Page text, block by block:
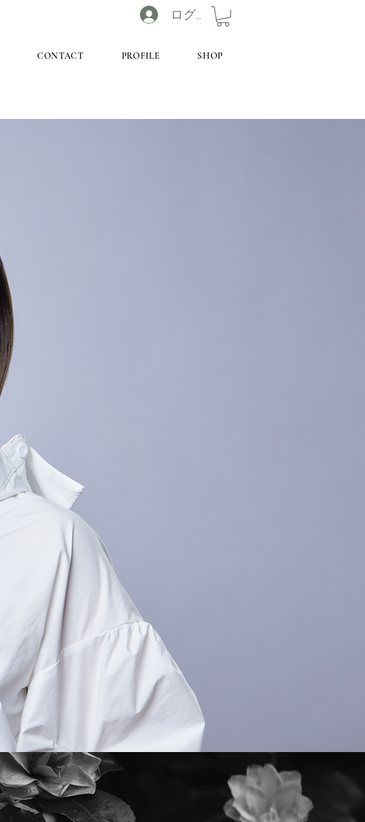
ログイン
CONTACT PROFILE SHOP